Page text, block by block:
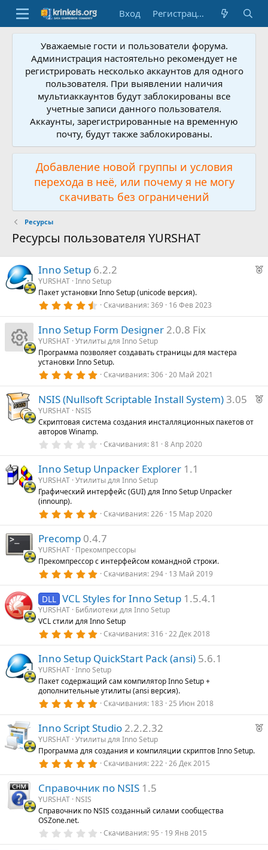
Вход Регистрация
Уважаемые гости и пользователи форума.
Администрация настоятельно рекомендует не
регистрировать несколько аккаунтов для одного
пользователя. При выявлении наличия
мультиаккаунтов будут заблокированы все
учетные записи данного пользователя.
Аккаунты, зарегистрированные на временную
почту, будут также заблокированы.
Добавление новой группы и условия
перехода в неё, или почему я не могу
скачивать без ограничений
Ресурсы
Ресурсы пользователя YURSHAT
Р
Inno Setup 6.2.2
YURSHAT Inno Setup
Пакет установки Inno Setup (unicode версия).
4
7
з
в
ё
з
д
Скачивания 369 16 Фев 2023
к
о
к
а
е
су
р
с
а
Inno Setup Form Designer 2.0.8 Fix
YURSHAT Утилиты для Inno Setup
Программа позволяет создавать страницы для мастера
установки Inno Setup.
5
0
ё
з
д
Скачивания 306 20 Май 2021
Р
NSIS (Nullsoft Scriptable Install System)3.05
YURSHAT NSIS
Скриптовая система создания инсталляционных пакетов от
авторов Winamp.
0
0
з
в
ё
д
Скачивания 81 8 Апр 2020
Inno Setup Unpacker Explorer 1.1
YURSHAT Утилиты для Inno Setup
Графический интерфейс (GUI) для Inno Setup Unpacker
(innounp).
5
0
з
в
ё
з
Скачивания 226 15 Мар 2020
Precomp 0.4.7
YURSHAT Прекомпрессоры
Прекомпрессор с интерфейсом командной строки.
5
0
з
в
ё
з
Скачивания 294 13 Май 2019
DLL VCL Styles for Inno Setup 1.5.4.1
YURSHAT Библиотеки для Inno Setup
VCL стили для Inno Setup
5
0
з
в
ё
з
д
Скачивания 316 22 Дек 2018
Inno Setup QuickStart Pack (ansi) 5.6.1
YURSHAT Inno Setup
Пакет содержащий сам компилятор Inno Setup +
дополнительные утилиты (ansi версия).
5
0
з
в
ё
з
Скачивания 183 25 Июн 2018
Р
Inno Script Studio 2.2.2.32
YURSHAT Утилиты для Inno Setup
Программа для создания и компиляции скриптов Inno Setup.
5
0
ё
д
Скачивания 222 26 Дек 2015
Справочник по NSIS 1.5
YURSHAT NSIS
Справочник по NSIS созданный силами сообщества
OSZone.net.
0Скачивания 95 19 Янв 2015